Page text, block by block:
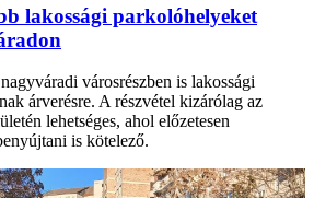
lakossági parkolóhelyeket
városrészben is lakossági
árverésre. A részvétel kizárólag az
lehetséges, ahol előzetesen
is kötelező.